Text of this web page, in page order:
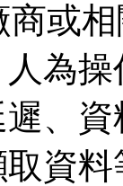
或
為
、
資